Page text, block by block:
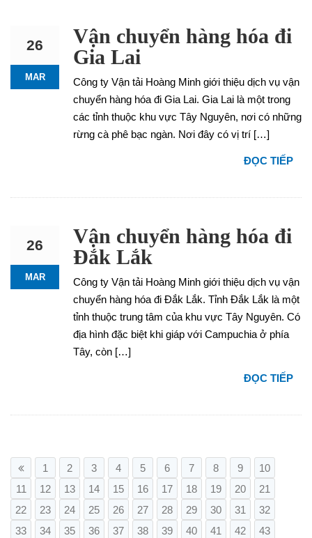
26
MAR
Vận chuyển hàng hóa đi
Gia Lai
Công ty Vận tải Hoàng Minh giới thiệu dịch vụ vận
chuyển hàng hóa đi Gia Lai. Gia Lai là một trong
các tỉnh thuộc khu vực Tây Nguyên, nơi có những
rừng cà phê bạc ngàn. Nơi đây có vị trí […]
ĐỌC TIẾP
26
MAR
Vận chuyển hàng hóa đi
Đắk Lắk
Công ty Vận tải Hoàng Minh giới thiệu dịch vụ vận
chuyển hàng hóa đi Đắk Lắk. Tỉnh Đắk Lắk là một
tỉnh thuộc trung tâm của khu vực Tây Nguyên. Có
địa hình đặc biệt khi giáp với Campuchia ở phía
Tây, còn […]
ĐỌC TIẾP
1 2 3 4 5 6 7 8 9
10
11
12 13 14 15 16 17 18 19 20
21
22
23 24 25 26 27 28 29 30 31
32
33
34 35 36 37 38 39 40 41 42 43